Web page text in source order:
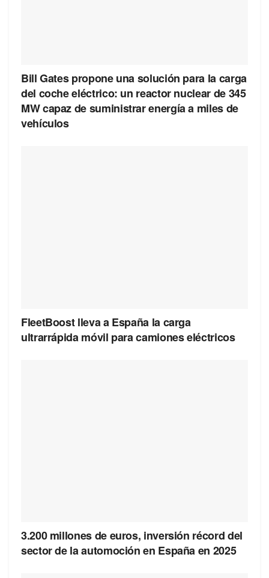
Bill Gates propone una solución para la carga
del coche eléctrico: un reactor nuclear de 345
MW capaz de suministrar energía a miles de
vehículos
FleetBoost lleva a España la carga
ultrarrápida móvil para camiones eléctricos
3.200 millones de euros, inversión récord del
sector de la automoción en España en 2025